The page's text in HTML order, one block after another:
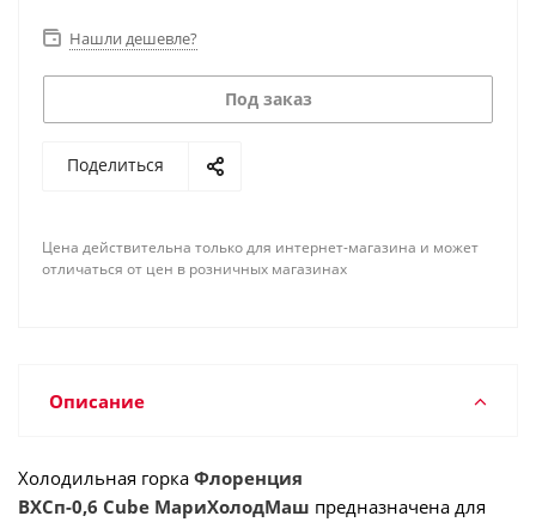
Нашли дешевле?
Под заказ
Поделиться
Цена действительна только для интернет-магазина и может
отличаться от цен в розничных магазинах
Описание
Холодильная горка Флоренция
ВХСп-0,6 Cube МариХолодМаш предназначена для